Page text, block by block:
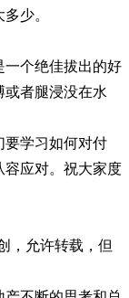
少。
个绝佳拔出的好
者腿浸没在水
学习如何对付
应对。祝大家度
，允许转载，但